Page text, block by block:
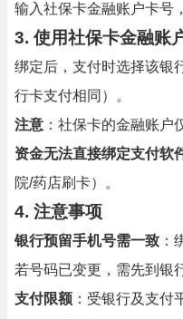
输入社保卡金融账户卡号
3. 使用社保卡金融账
绑定后，支付时选择该银
行卡支付相同）。
注意 ：社保卡的金融账户
资金无法直接绑定支付软
院/药店刷卡）。
4. 注意事项
银行预留手机号需一致 ：
若号码已变更，需先到银
支付限额 ：受银行及支付